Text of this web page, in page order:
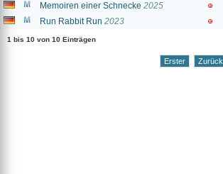
Memoiren einer Schnecke 2025
Run Rabbit Run 2023
1 bis 10 von 10 Einträgen
Erster Zurück